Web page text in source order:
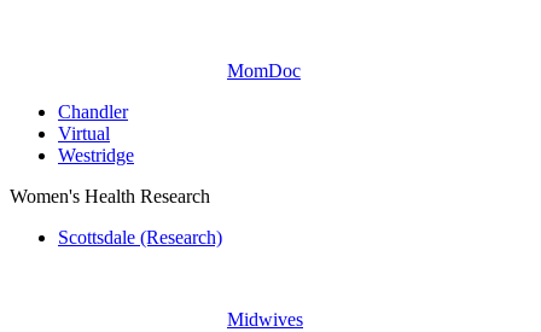
MomDoc
Chandler
Virtual
Westridge
Women's Health Research
Scottsdale (Research)
Midwives